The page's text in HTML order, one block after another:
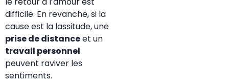
difficile. En revanche, si la
cause est la lassitude, une
prise de distanceet un
travail personnel
peuvent raviver les
sentiments.